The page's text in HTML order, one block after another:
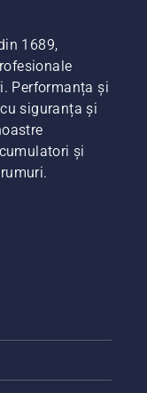
1689,
Performanța și
siguranța și
și